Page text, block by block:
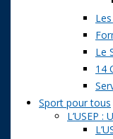
Le
14
Sport pour tous
L’USEP